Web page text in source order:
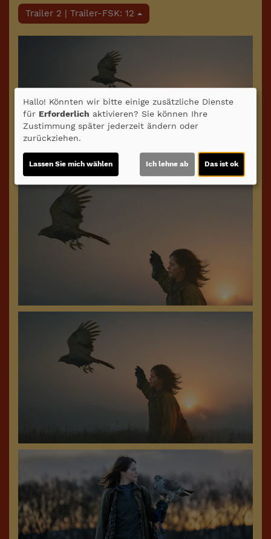
Trailer 2 | Trailer-FSK: 12
Hallo! Könnten wir bitte einige zusätzliche Dienste
für Erforderlich aktivieren? Sie können Ihre
Zustimmung später jederzeit ändern oder
zurückziehen.
Lassen Sie mich wählen Ich lehne ab Das ist ok